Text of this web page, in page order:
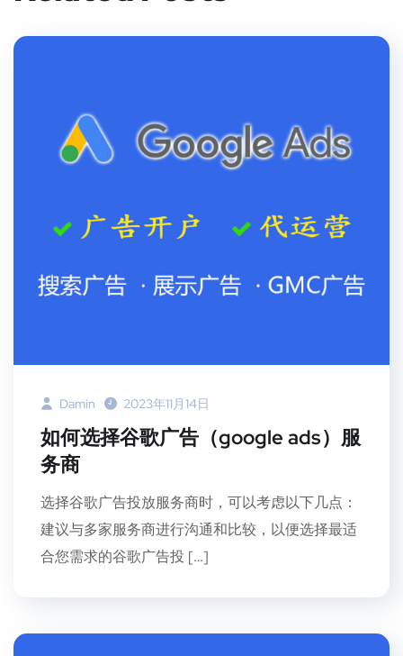
Damin 2023年11月14日
如何选择谷歌广告（google ads）服
务商
选择谷歌广告投放服务商时，可以考虑以下几点：
建议与多家服务商进行沟通和比较，以便选择最适
合您需求的谷歌广告投 […]